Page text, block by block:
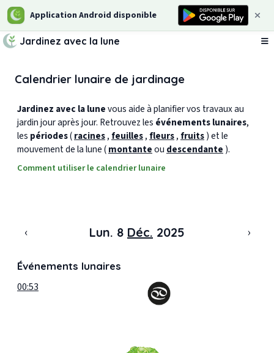
Application Android disponible
Jardinez avec la lune
Calendrier lunaire de jardinage
Jardinez avec la lunevous aide à planifier vos travaux au
jardin jour après jour. Retrouvez les événements lunaires,
les périodes(racines, feuilles, fleurs, fruits) et le
mouvement de la lune (montanteou descendante ).
Comment utiliser le calendrier lunaire
‹ Lun. 8 Déc. 2025 ›
Événements lunaires
00:53